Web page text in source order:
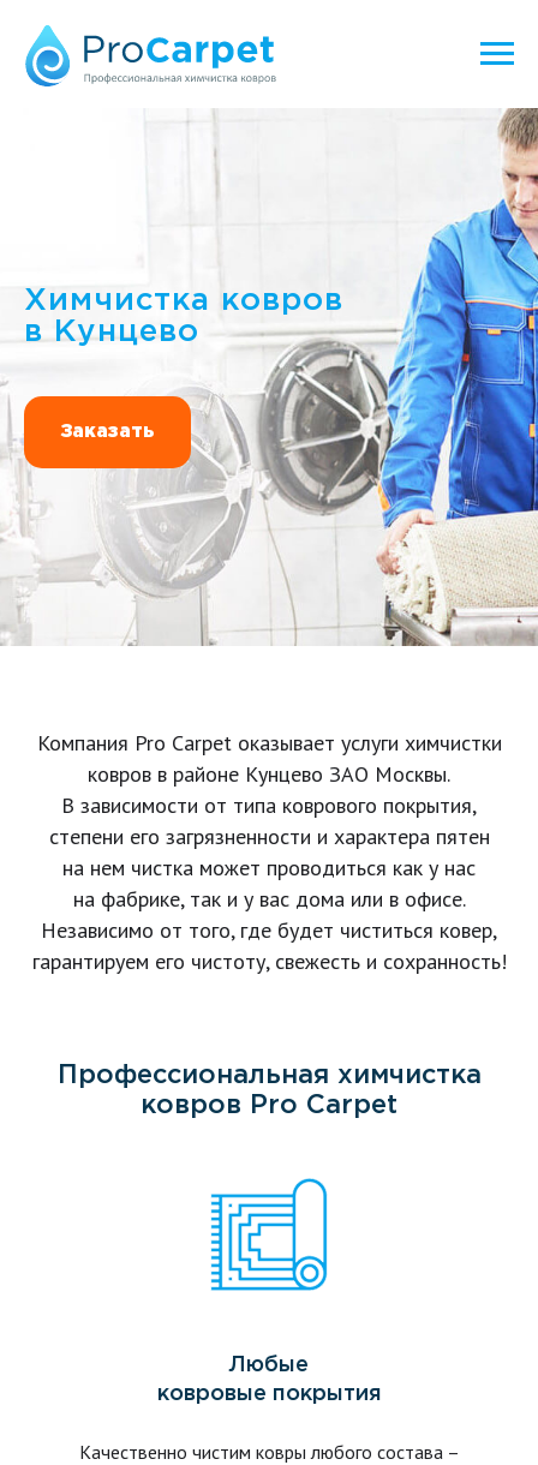
Химчистка ковров
в Кунцево
Заказать
Компания Pro Carpet оказывает услуги химчистки
ковров в районе Кунцево ЗАО Москвы.
В зависимости от типа коврового покрытия,
степени его загрязненности и характера пятен
на нем чистка может проводиться как у нас
на фабрике, так и у вас дома или в офисе.
Независимо от того, где будет чиститься ковер,
гарантируем его чистоту, свежесть и сохранность!
Профессиональная химчистка
ковров Pro Carpet
Любые
ковровые покрытия
Качественно чистим ковры любого состава –